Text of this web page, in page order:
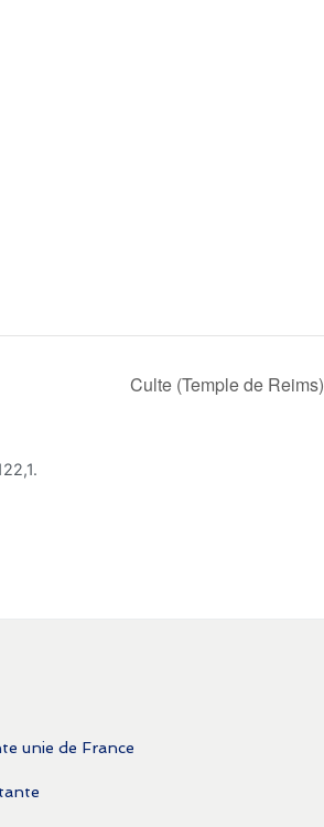
Culte (Temple de Reims)
unie de France